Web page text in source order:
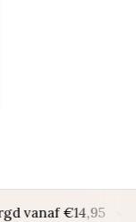
vanaf €14,95